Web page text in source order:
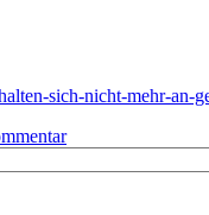
sich-nicht-mehr-an-